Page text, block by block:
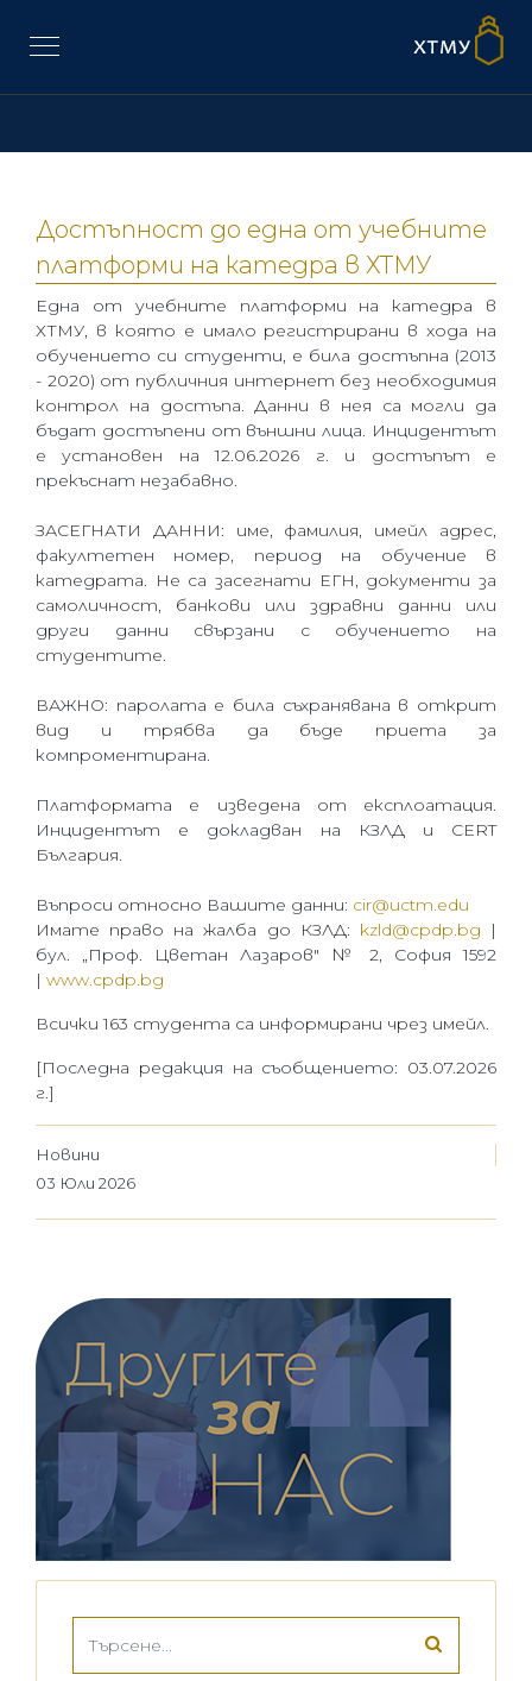
Достъпност до една от учебните
платформи на катедра в ХТМУ
Една от учебните платформи на катедра в
ХТМУ, в която е имало регистрирани в хода на
обучението си студенти, е била достъпна (2013
- 2020) от публичния интернет без необходимия
контрол на достъпа. Данни в нея са могли да
бъдат достъпени от външни лица. Инцидентът
е установен на 12.06.2026 г. и достъпът е
прекъснат незабавно.
ЗАСЕГНАТИ ДАННИ: име, фамилия, имейл адрес,
факултетен номер, период на обучение в
катедрата. Не са засегнати ЕГН, документи за
самоличност, банкови или здравни данни или
други данни свързани с обучението на
студентите.
ВАЖНО: паролата е била съхранявана в открит
вид и трябва да бъде приета за
компроментирана.
Платформата е изведена от експлоатация.
Инцидентът е докладван на КЗЛД и CERT
България.
Въпроси относно Вашите данни: cir@uctm.edu
Имате право на жалба до КЗЛД: kzld@cpdp.bg |
бул. „Проф. Цветан Лазаров" № 2, София 1592
| www.cpdp.bg
Всички 163 студента са информирани чрез имейл.
[Последна редакция на съобщението: 03.07.2026
г.]
Новини
03 Юли 2026